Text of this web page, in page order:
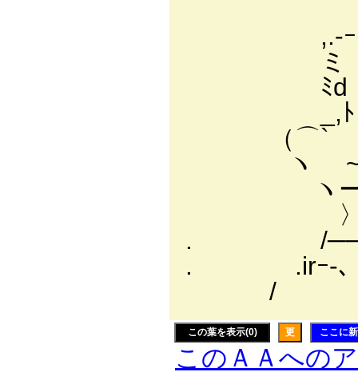
,.-ｰｰ
ミ（
ﾐd；ﾟД)
_,ﾄ `
（⌒` ⌒
ヽ
ヽー―'^
〉 |
. /
. .irｰ
/ ｀
この葉を表示(0) 更 ここに
このＡＡへの